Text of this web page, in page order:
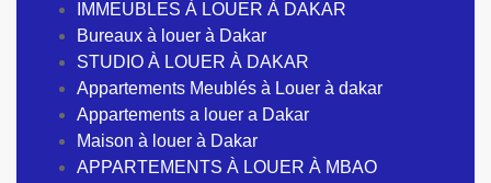
IMMEUBLES À LOUER À DAKAR
Bureaux à louer à Dakar
STUDIO À LOUER À DAKAR
Appartements Meublés à Louer à dakar
Appartements a louer a Dakar
Maison à louer à Dakar
APPARTEMENTS À LOUER À MBAO